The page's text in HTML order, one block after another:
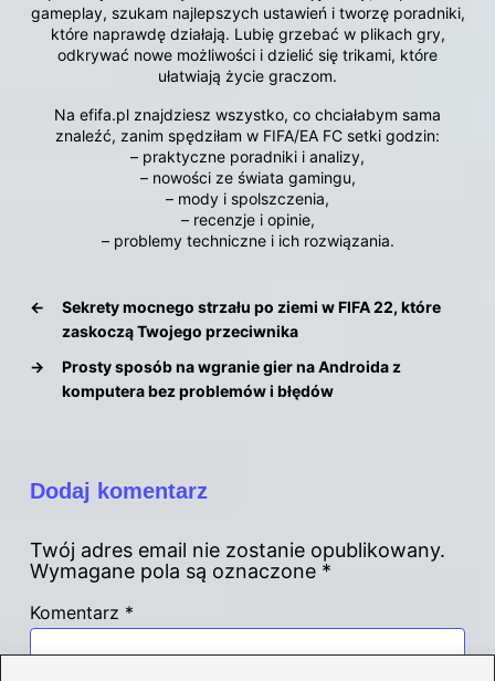
gameplay, szukam najlepszych ustawień i tworzę poradniki,
które naprawdę działają. Lubię grzebać w plikach gry,
odkrywać nowe możliwości i dzielić się trikami, które
ułatwiają życie graczom.
Na efifa.pl znajdziesz wszystko, co chciałabym sama
znaleźć, zanim spędziłam w FIFA/EA FC setki godzin:
– praktyczne poradniki i analizy,
– nowości ze świata gamingu,
– mody i spolszczenia,
– recenzje i opinie,
– problemy techniczne i ich rozwiązania.
←
Sekrety mocnego strzału po ziemi w FIFA 22, które
zaskoczą Twojego przeciwnika
→
Prosty sposób na wgranie gier na Androida z
komputera bez problemów i błędów
Dodaj komentarz
Twój adres email nie zostanie opublikowany.
Wymagane pola są oznaczone *
Komentarz *